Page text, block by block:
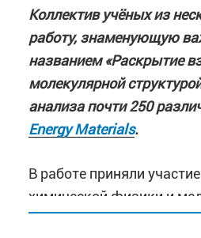
Коллектив учёных из
работу, знаменующую
названием «Раскрытие
молекулярной
анализа почти 250
Energy Materials.
В работе приняли
химической физики и
Несмеянова РАН,